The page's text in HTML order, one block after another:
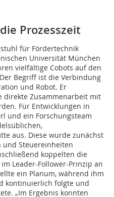
Prozesszeit
für Fördertechnik
Universität München
vielfältige Cobots auf den
Begriff ist die Verbindung
und Robot. Er
direkte Zusammenarbeit mit
Für Entwicklungen in
und ein Forschungsteam
aus. Diese wurde zunächst
und Steuereinheiten
koppelten die
Leader-Follower-Prinzip an
ein Planum, während ihm
kontinuierlich folgte und
„Im Ergebnis konnten